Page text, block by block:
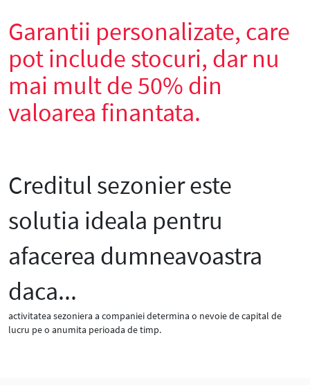
Garantii personalizate, care
pot include stocuri, dar nu
mai mult de 50% din
valoarea finantata.
Creditul sezonier este
solutia ideala pentru
afacerea dumneavoastra
daca...
activitatea sezoniera a companiei determina o nevoie de capital de
lucru pe o anumita perioada de timp.